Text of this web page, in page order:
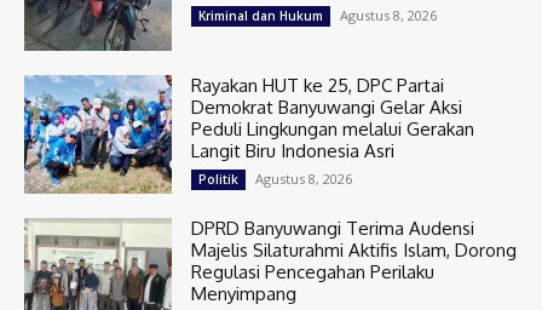
Kriminal dan Hukum Agustus 8, 2026
Rayakan HUT ke 25, DPC Partai
Demokrat Banyuwangi Gelar Aksi
Peduli Lingkungan melalui Gerakan
Langit Biru Indonesia Asri
Politik Agustus 8, 2026
DPRD Banyuwangi Terima Audensi
Majelis Silaturahmi Aktifis Islam, Dorong
Regulasi Pencegahan Perilaku
Menyimpang